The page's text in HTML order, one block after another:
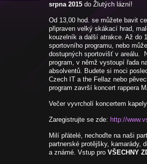
srpna 2015 do Žlutých lázní!
Od 13,00 hod. se můžete bavit
připraven velký skákací hrad,
kouzelník a další atrakce. Až do
sportovního programu, nebo
dostupných sportovišť v areálu.
program, v němž vystoupí řada
absolventů. Budete si moci
Czech IT a the Fellaz nebo
program završí koncert rappera
Večer vyvrcholí koncertem
Zaregistrujte se zde: http://
Milí přátelé, nechoďte na naši
partnerské protějšky, kamarády,
a známé. Vstup pro VŠECHNY